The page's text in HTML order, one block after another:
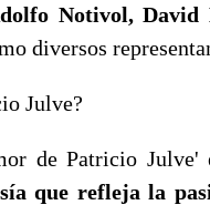
Notivol,
diversos
Julve?
de Patricio Julve'
que refleja la